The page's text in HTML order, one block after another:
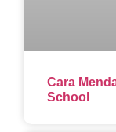
Cara
School